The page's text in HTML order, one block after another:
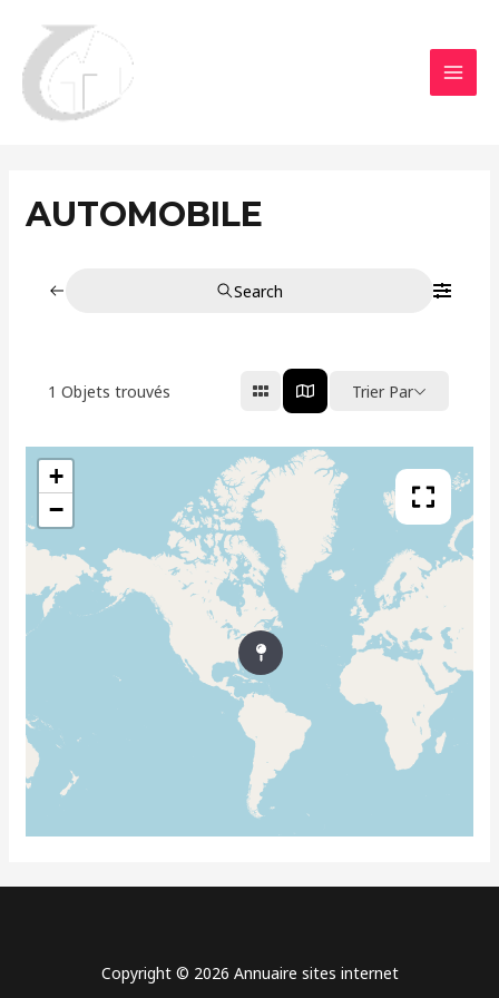
contenu
AUTOMOBILE
Search
1 Objets trouvés Trier Par
+
−
Copyright © 2026 Annuaire sites internet